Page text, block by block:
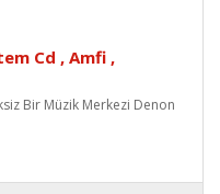
Cd , Amfi ,
Bir Müzik Merkezi Denon